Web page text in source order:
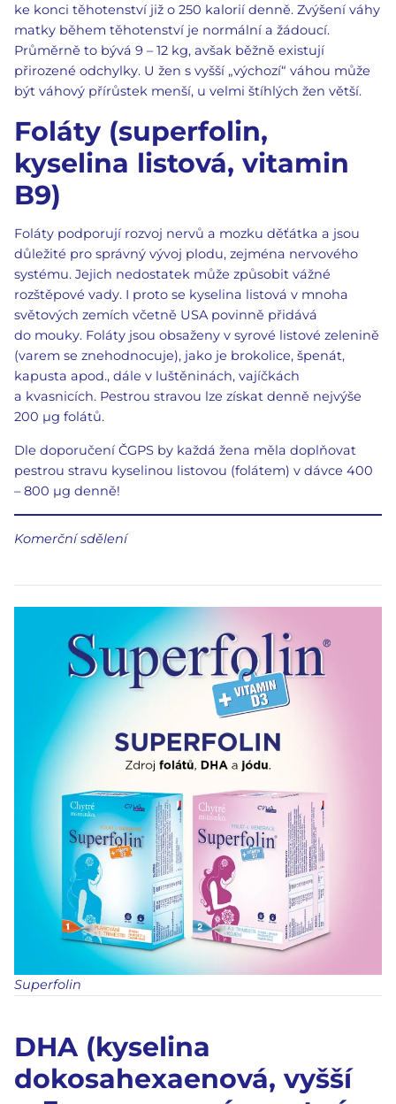
ke konci těhotenství již o 250 kalorií denně. Zvýšení váhy
matky během těhotenství je normální a žádoucí.
Průměrně to bývá 9 – 12 kg, avšak běžně existují
přirozené odchylky. U žen s vyšší „výchozí“ váhou může
být váhový přírůstek menší, u velmi štíhlých žen větší.
Foláty (superfolin,
kyselina listová, vitamin
B9)
Foláty podporují rozvoj nervů a mozku děťátka a jsou
důležité pro správný vývoj plodu, zejména nervového
systému. Jejich nedostatek může způsobit vážné
rozštěpové vady. I proto se kyselina listová v mnoha
světových zemích včetně USA povinně přidává
do mouky. Foláty jsou obsaženy v syrové listové zelenině
(varem se znehodnocuje), jako je brokolice, špenát,
kapusta apod., dále v luštěninách, vajíčkách
a kvasnicích. Pestrou stravou lze získat denně nejvýše
200 μg folátů.
Dle doporučení ČGPS by každá žena měla doplňovat
pestrou stravu kyselinou listovou (folátem) v dávce 400
– 800 μg denně!
Komerční sdělení
Superfolin
DHA (kyselina
dokosahexaenová, vyšší